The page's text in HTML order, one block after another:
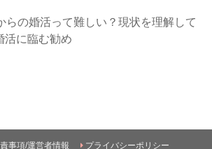
らの婚活って難しい？現状を理解して
活に臨む勧め
事項/運営者情報 プライバシーポリシー